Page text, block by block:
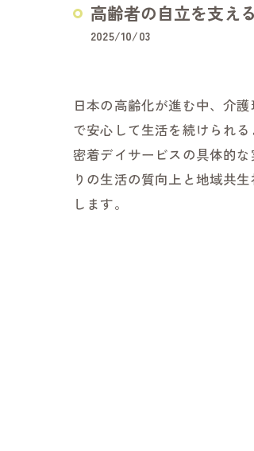
高齢者の自立を支え
2025/10/03
日本の高齢化が進む中、介
で安心して生活を続けられ
密着デイサービスの具体的
りの生活の質向上と地域共
します。